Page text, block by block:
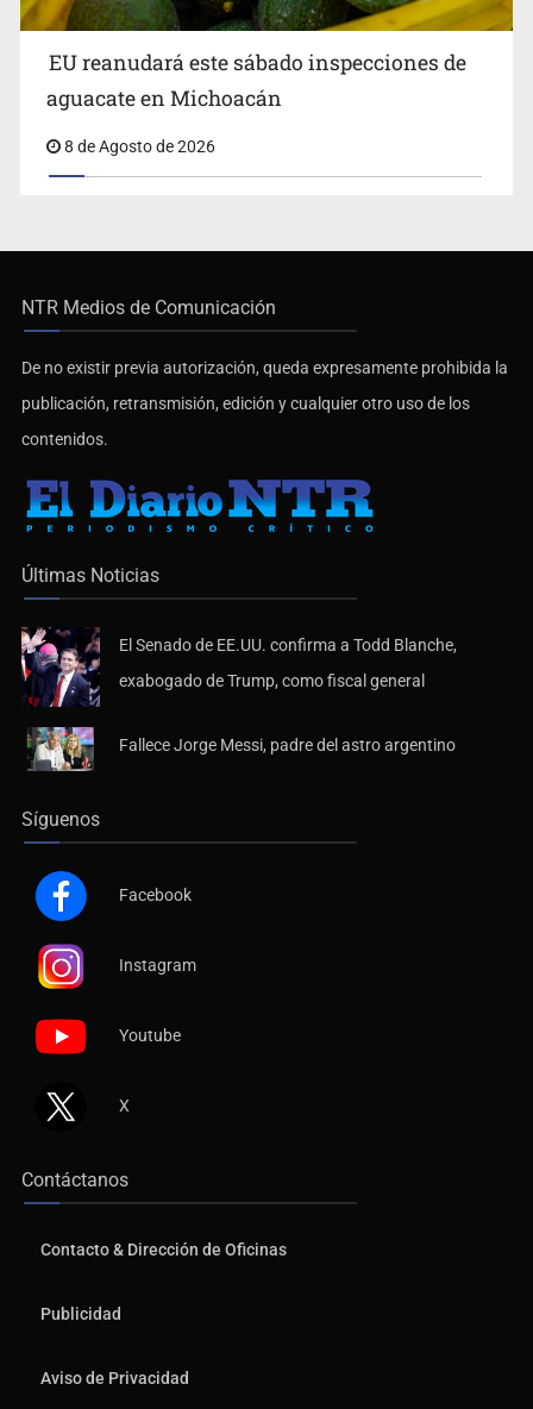
EU reanudará este sábado inspecciones de
aguacate en Michoacán
8 de Agosto de 2026
NTR Medios de Comunicación
De no existir previa autorización, queda expresamente prohibida la
publicación, retransmisión, edición y cualquier otro uso de los
contenidos.
Últimas Noticias
El Senado de EE.UU. confirma a Todd Blanche,
exabogado de Trump, como fiscal general
Fallece Jorge Messi, padre del astro argentino
Síguenos
Facebook
Instagram
Youtube
X
Contáctanos
Contacto & Dirección de Oficinas
Publicidad
Aviso de Privacidad